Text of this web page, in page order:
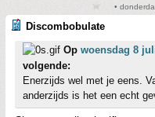
•
Discombobulate
Op woensdag 8
volgende:
Enerzijds wel met je eens.
anderzijds is het een echt